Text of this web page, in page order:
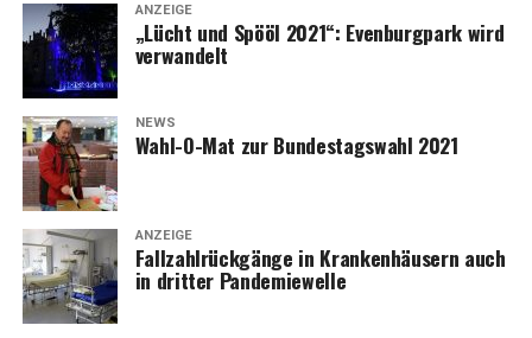
ANZEIGE
„Lücht und Spö­öl 2021“: Even­burg­park wird
verwandelt
NEWS
Wahl-O-Mat zur Bun­des­tags­wahl 2021
ANZEIGE
Fall­zahl­rück­gän­ge in Kran­ken­häu­sern auch
in drit­ter Pandemiewelle